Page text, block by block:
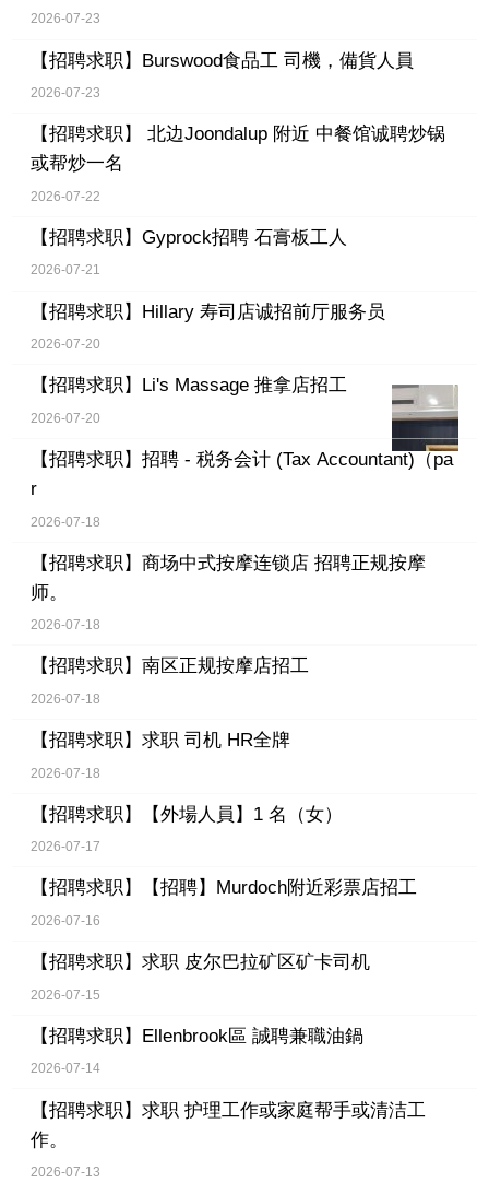
2026-07-23
【招聘求职】 Burswood食品工 司機，備貨人員
2026-07-23
【招聘求职】
北边Joondalup 附近 中餐馆诚聘炒锅
或帮炒一名
2026-07-22
【招聘求职】 Gyprock招聘 石膏板工人
2026-07-21
【招聘求职】 Hillary 寿司店诚招前厅服务员
2026-07-20
【招聘求职】 Li's Massage 推拿店招工
2026-07-20
【招聘求职】 招聘 - 税务会计 (Tax Accountant)（pa
r
2026-07-18
【招聘求职】 商场中式按摩连锁店 招聘正规按摩
师。
2026-07-18
【招聘求职】 南区正规按摩店招工
2026-07-18
【招聘求职】 求职 司机 HR全牌
2026-07-18
【招聘求职】 【外場人員】1 名（女）
2026-07-17
【招聘求职】 【招聘】Murdoch附近彩票店招工
2026-07-16
【招聘求职】 求职 皮尔巴拉矿区矿卡司机
2026-07-15
【招聘求职】 Ellenbrook區 誠聘兼職油鍋
2026-07-14
【招聘求职】 求职 护理工作或家庭帮手或清洁工
作。
2026-07-13